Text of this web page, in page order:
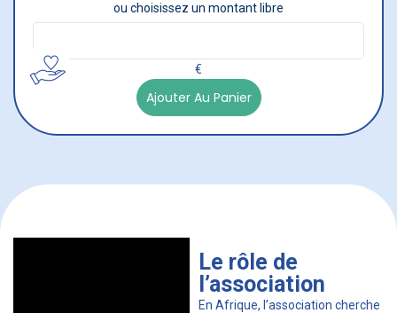
ou choisissez un montant libre
€
Ajouter Au Panier
Le rôle de
l’association
En Afrique, l’association cherche